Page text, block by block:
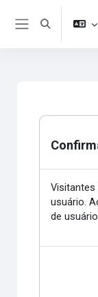
Ir para o conteúdo
Alternar
usuário.
de